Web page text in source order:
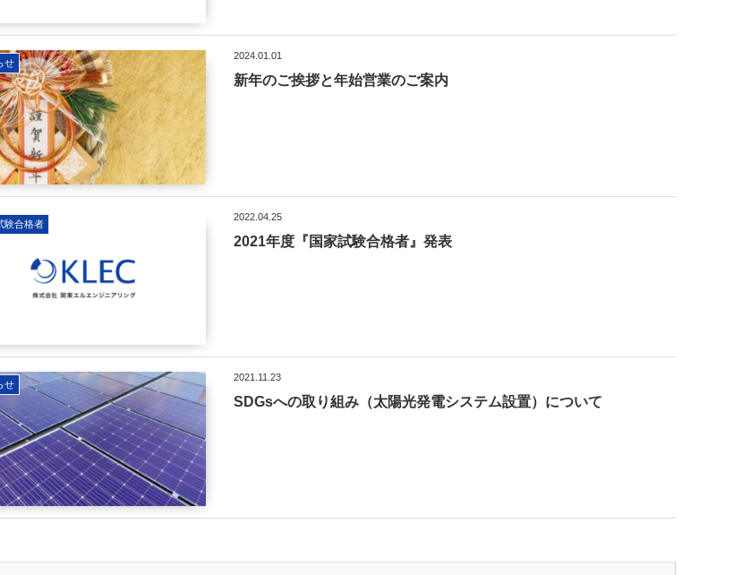
せ
2024.01.01
新年のご挨拶と年始営業のご案内
験合格者
2022.04.25
2021年度『国家試験合格者』発表
せ
2021.11.23
SDGsへの取り組み（太陽光発電システム設置）について